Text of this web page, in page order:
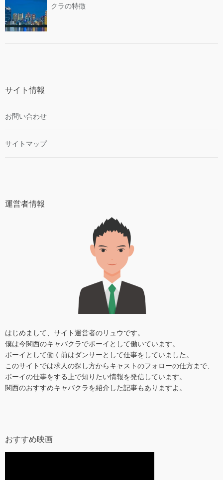
クラの特徴
サイト情報
お問い合わせ
サイトマップ
運営者情報
はじめまして、サイト運営者のリュウです。
僕は今関西のキャバクラでボーイとして働いています。
ボーイとして働く前はダンサーとして仕事をしていました。
このサイトでは求人の探し方からキャストのフォローの仕方まで、
ボーイの仕事をする上で知りたい情報を発信しています。
関西のおすすめキャバクラを紹介した記事もありますよ。
おすすめ映画